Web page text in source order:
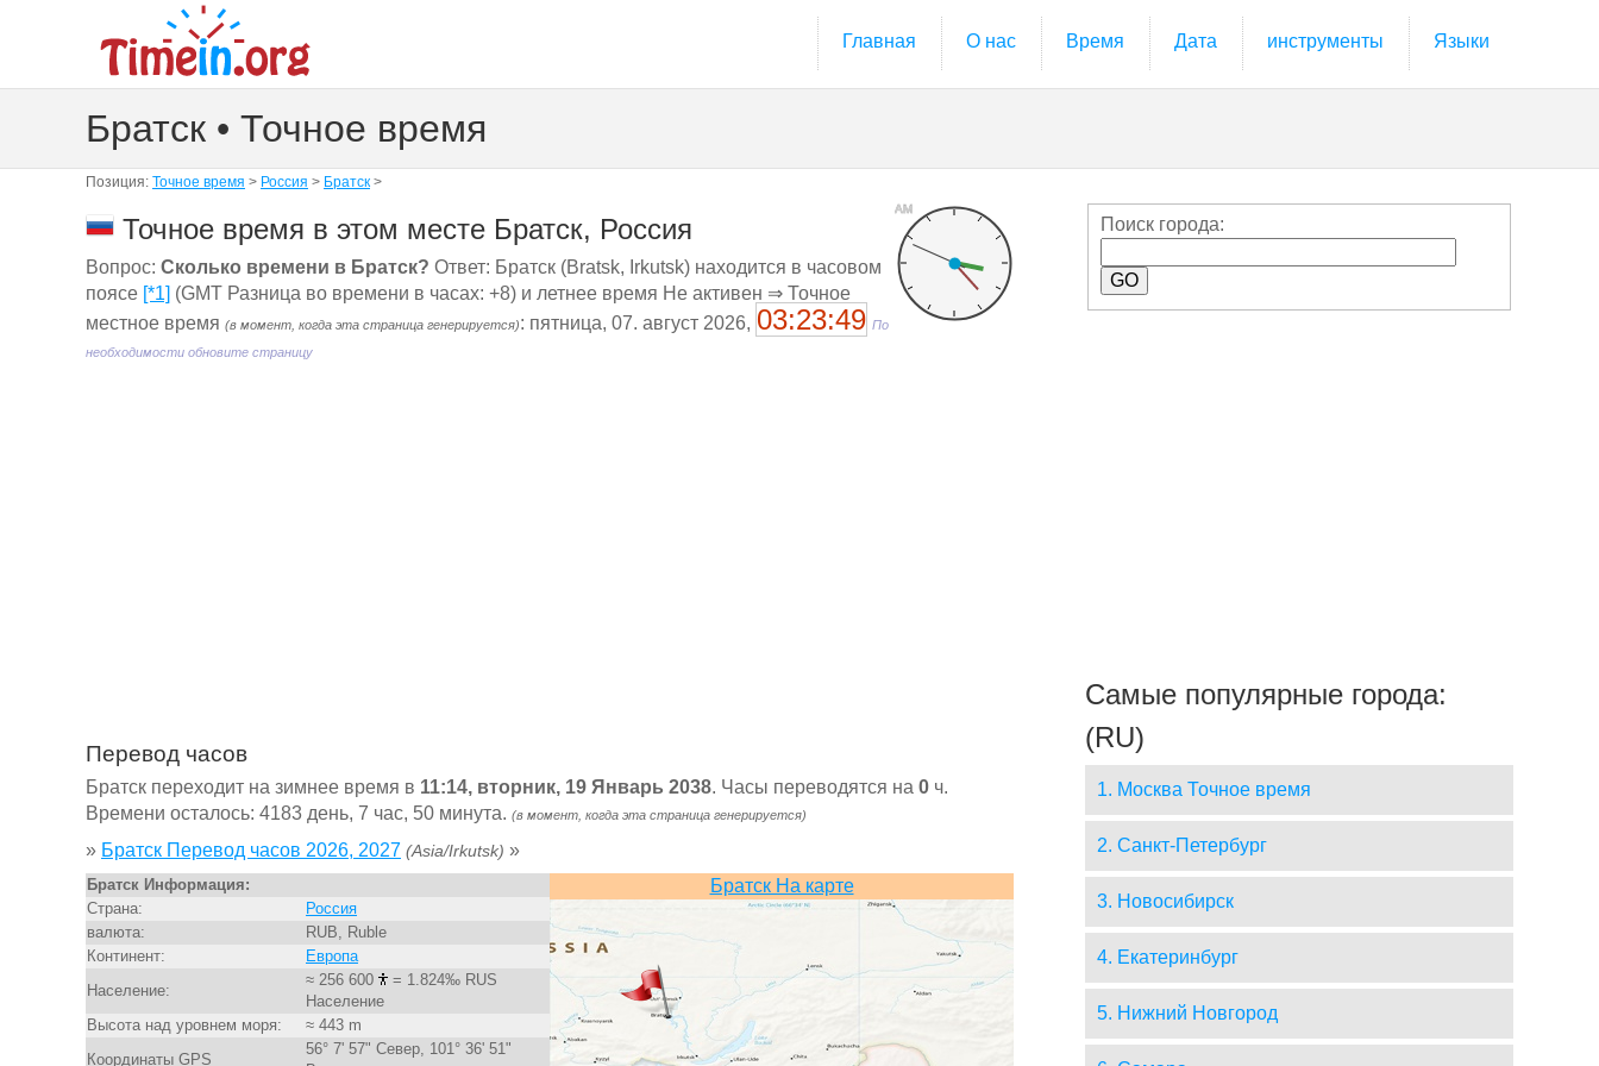
Главная О нас Время Дата инструменты Языки
Братск • Точное время
Позиция: Точное время > Россия > Братск >
AM
Точное время в этом месте Братск, Россия
Вопрос: Сколько времени в Братск? Ответ: Братск (Bratsk, Irkutsk) находится в часовом
поясе [*1] (GMT Разница во времени в часах: +8) и летнее время Не активен ⇒ Точное
местное время (в момент, когда эта страница генерируется): пятница, 07. август 2026, 03:23:50 По
необходимости обновите страницу
Перевод часов
Братск переходит на зимнее время в 11:14, вторник, 19 Январь 2038. Часы переводятся на 0 ч.
Времени осталось: 4183 день, 7 час, 50 минута. (в момент, когда эта страница генерируется)
» Братск Перевод часов 2026, 2027 (Asia/Irkutsk) »
Братск Информация:
Страна:
Россия
валюта:
RUB, Ruble
Континент:
Европа
Население:
≈ 256 600
= 1.824‰ RUS
Население
Высота над уровнем моря:
≈ 443 m
Координаты GPS
56° 7' 57" Север, 101° 36' 51"
Братск На карте
Поиск города:
Самые популярные города:
(RU)
1. Москва Точное время
2. Санкт-Петербург
3. Новосибирск
4. Екатеринбург
5. Нижний Новгород